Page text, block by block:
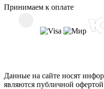
Принимаем к оплате
Данные на сайте носят
являются публичной офертой